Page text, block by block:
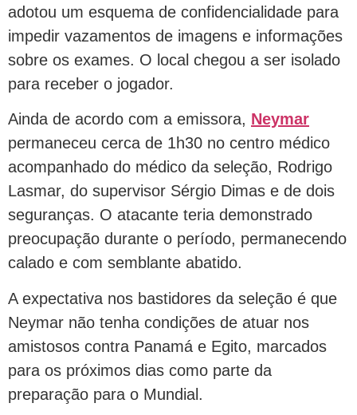
adotou um esquema de confidencialidade para
impedir vazamentos de imagens e informações
sobre os exames. O local chegou a ser isolado
para receber o jogador.
Ainda de acordo com a emissora, Neymar
permaneceu cerca de 1h30 no centro médico
acompanhado do médico da seleção, Rodrigo
Lasmar, do supervisor Sérgio Dimas e de dois
seguranças. O atacante teria demonstrado
preocupação durante o período, permanecendo
calado e com semblante abatido.
A expectativa nos bastidores da seleção é que
Neymar não tenha condições de atuar nos
amistosos contra Panamá e Egito, marcados
para os próximos dias como parte da
preparação para o Mundial.